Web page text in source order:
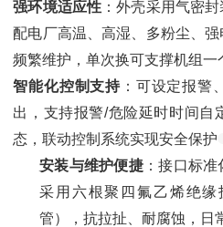
强环境适应性 ：外壳采用气密
配电厂高温、高湿、多粉尘、
频繁维护，单次换可支撑机组一
智能化控制支持：可设定报警
出，支持报警/危险延时时间自
态，联动控制系统实现安全保护
安装与维护便捷 ：接口标
采用六根聚四氟乙烯绝
管），抗拉扯、耐腐蚀，日